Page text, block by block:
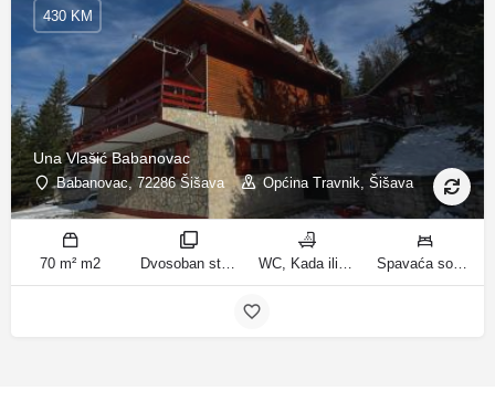
Una Vlašić Babanovac
Babanovac, 72286 Šišava Općina Travnik, Šišava
430 KM
70 m² m2 Dvosoban stan sa pogledom na planinu, Trosoban stan sa pogledom na planinu sobe WC, Kada ili tuš kupatila Spavaća soba 1: 1 krevet za jednu osobu | Spavaća soba 2: 1 krevet na kat | Dnevni boravak: 1 kauč na razvlačenje | Spavaća soba 2: 2 kreveta na kat | Spavaća soba 3: 2 francuska bračna kreveta ležaja